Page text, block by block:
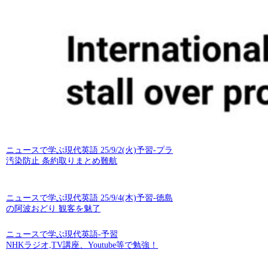
ニュースで学ぶ現代英語 25/9/2(火)予習-プラ
汚染防止 条約取りまとめ難航
ニュースで学ぶ現代英語 25/9/4(木)予習-徳島
の阿波おどり 観客を魅了
ニュースで学ぶ現代英語-予習
NHKラジオ,TV講座、Youtube等で勉強！